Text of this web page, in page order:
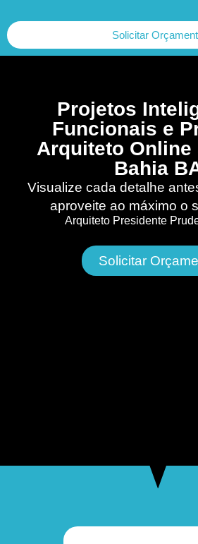
Solicitar
Projetos
Funcionais e
Arquiteto Online
Bahia
Visualize cada detalhe
aproveite ao máximo o
Arquiteto Presidente
Solicitar